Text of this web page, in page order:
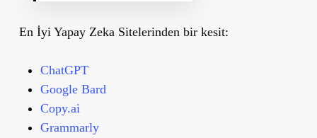
En İyi Yapay Zeka Sitelerinden bir kesit:
ChatGPT
Google Bard
Copy.ai
Grammarly